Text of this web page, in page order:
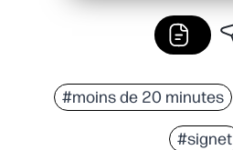
#moins de 20 minutes
#signet